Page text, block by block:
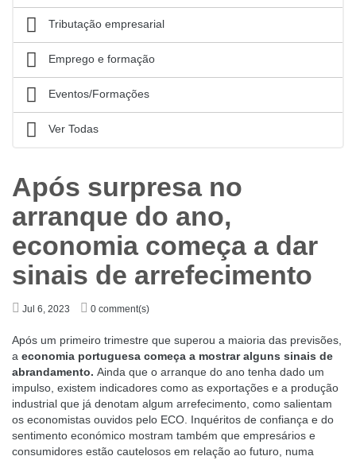
Tributação empresarial
Emprego e formação
Eventos/Formações
Ver Todas
Após surpresa no
arranque do ano,
economia começa a dar
sinais de arrefecimento
Jul 6, 2023 0 comment(s)
Após um primeiro trimestre que superou a maioria das previsões,
a economia portuguesa começa a mostrar alguns sinais de
abrandamento. Ainda que o arranque do ano tenha dado um
impulso, existem indicadores como as exportações e a produção
industrial que já denotam algum arrefecimento, como salientam
os economistas ouvidos pelo ECO. Inquéritos de confiança e do
sentimento económico mostram também que empresários e
consumidores estão cautelosos em relação ao futuro, numa